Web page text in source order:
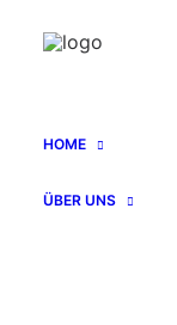
HOME
ÜBER UNS